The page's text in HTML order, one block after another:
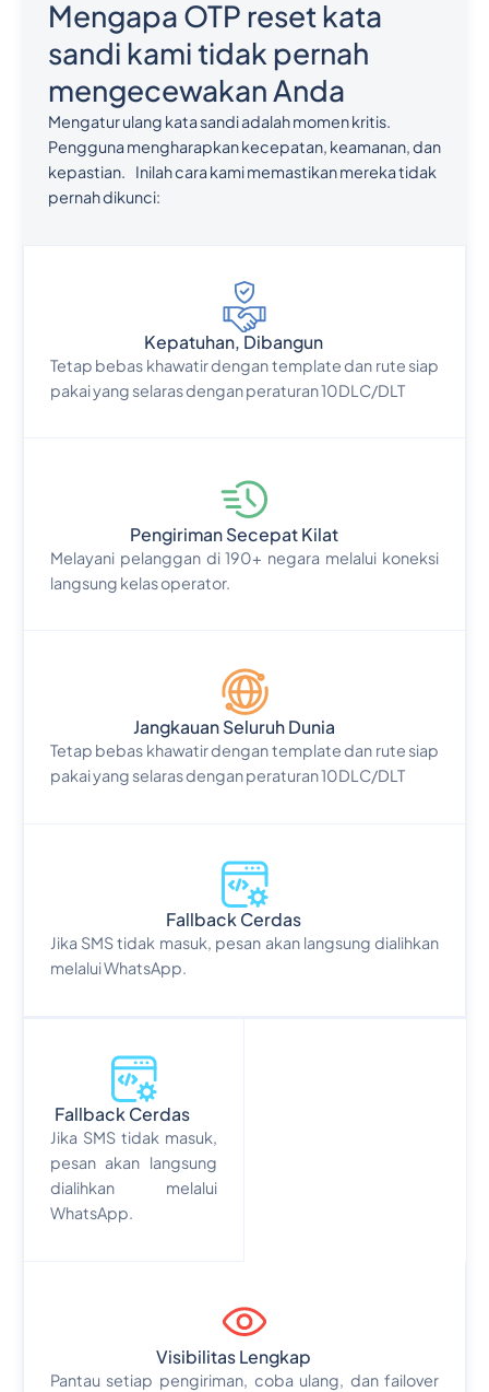
Mengapa OTP reset kata
sandi kami tidak pernah
mengecewakan Anda
Mengatur ulang kata sandi adalah momen kritis.
Pengguna mengharapkan kecepatan, keamanan, dan
kepastian. Inilah cara kami memastikan mereka tidak
pernah dikunci:
Kepatuhan, Dibangun
Tetap bebas khawatir dengan template dan rute siap
pakai yang selaras dengan peraturan 10DLC/DLT
Pengiriman Secepat Kilat
Melayani pelanggan di 190+ negara melalui koneksi
langsung kelas operator.
Jangkauan Seluruh Dunia
Tetap bebas khawatir dengan template dan rute siap
pakai yang selaras dengan peraturan 10DLC/DLT
Fallback Cerdas
Jika SMS tidak masuk, pesan akan langsung dialihkan
melalui WhatsApp.
Fallback Cerdas
Jika SMS tidak masuk,
pesan akan langsung
dialihkan melalui
WhatsApp.
Visibilitas Lengkap
Pantau setiap pengiriman, coba ulang, dan failover